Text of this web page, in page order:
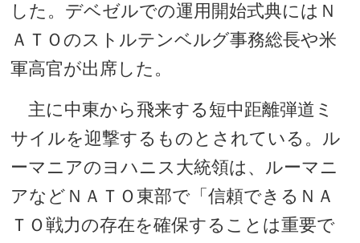
した。デベゼルでの運用開始式典にはＮ
ＡＴＯのストルテンベルグ事務総長や米
軍高官が出席した。
主に中東から飛来する短中距離弾道ミ
サイルを迎撃するものとされている。ル
ーマニアのヨハニス大統領は、ルーマニ
アなどＮＡＴＯ東部で「信頼できるＮＡ
ＴＯ戦力の存在を確保することは重要で